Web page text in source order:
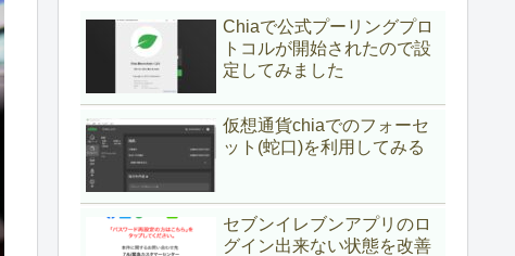
Chiaで公式プーリングプロ
トコルが開始されたので設
定してみました
仮想通貨chiaでのフォーセ
ット(蛇口)を利用してみる
セブンイレブンアプリのロ
グイン出来ない状態を改善